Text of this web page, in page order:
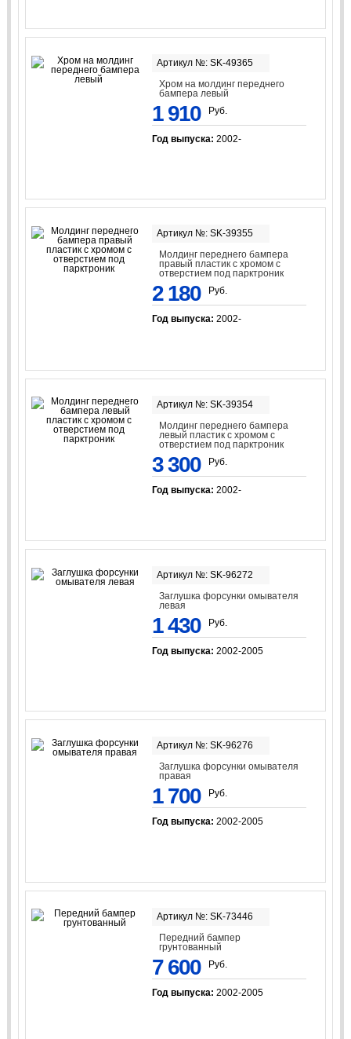
Артикул №: SK-49365
Хром на молдинг переднего
бампера левый
1 910 Руб.
Год выпуска: 2002-
Артикул №: SK-39355
Молдинг переднего бампера
правый пластик с хромом с
отверстием под парктроник
2 180 Руб.
Год выпуска: 2002-
Артикул №: SK-39354
Молдинг переднего бампера
левый пластик с хромом с
отверстием под парктроник
3 300 Руб.
Год выпуска: 2002-
Артикул №: SK-96272
Заглушка форсунки омывателя
левая
1 430 Руб.
Год выпуска: 2002-2005
Артикул №: SK-96276
Заглушка форсунки омывателя
правая
1 700 Руб.
Год выпуска: 2002-2005
Артикул №: SK-73446
Передний бампер
грунтованный
7 600 Руб.
Год выпуска: 2002-2005